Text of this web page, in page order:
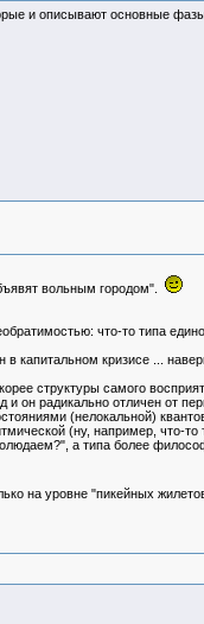
и описывают основные фазы
вольным городом".
что-то типа
капитальном кризисе ...
структуры самого
он радикально отличен от
(нелокальной)
(ну, например, что-
а типа более
на уровне "пикейных